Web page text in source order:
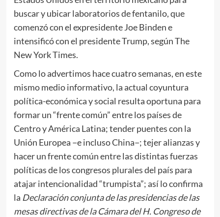
buscar y ubicar laboratorios de fentanilo, que
comenzó con el expresidente Joe Binden e
intensificó con el presidente Trump, según The
New York Times.
Como lo advertimos hace cuatro semanas, en este
mismo medio informativo, la actual coyuntura
política-económica y social resulta oportuna para
formar un “frente común” entre los países de
Centro y América Latina; tender puentes con la
Unión Europea −e incluso China−; tejer alianzas y
hacer un frente común entre las distintas fuerzas
políticas de los congresos plurales del país para
atajar intencionalidad “trumpista”; así lo confirma
la Declaración conjunta de las presidencias de las
mesas directivas de la Cámara del H. Congreso de